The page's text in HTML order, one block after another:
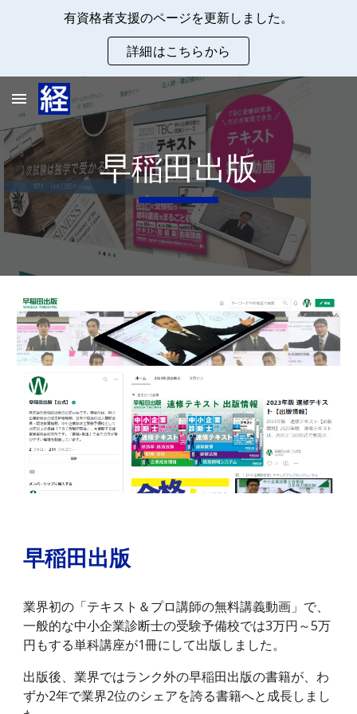
Skip to main content Skip to navigation
有資格者支援のページを更新しました。
詳細はこちらから
早稲田出版
早稲田出版
業界初の「テキスト＆プロ講師の無料講義動画」で、
一般的な中小企業診断士の受験予備校では3万円～5万
円もする単科講座が1冊にして出版しました。
出版後、業界ではランク外の早稲田出版の書籍が、わ
ずか2年で業界2位のシェアを誇る書籍へと成長しまし